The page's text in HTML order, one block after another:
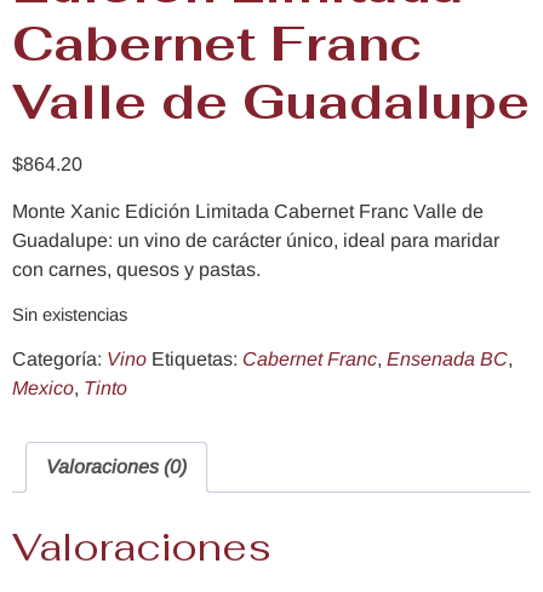
Cabernet Franc
Valle de Guadalupe
$864.20
Monte Xanic Edición Limitada Cabernet Franc Valle de
Guadalupe: un vino de carácter único, ideal para maridar
con carnes, quesos y pastas.
Sin existencias
Categoría: Vino Etiquetas: Cabernet Franc, Ensenada BC,
Mexico, Tinto
Valoraciones (0)
Valoraciones